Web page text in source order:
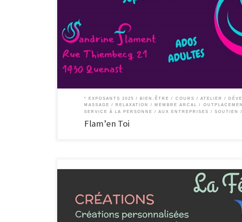
profils atypiques Coaching de vie Vous voulez débloquer une
recul et à ouvrir votre champ de visions pour […]
* EXPOSANTS 2025 BIEN-ÊTRE COURS / ATELIER
MASSAGE / RELAXATION
MEMBRE ARCAL
SERVICE À LA PERSONNE / AUX ENTREPRISES
SOUTIEN
Flam’en Toi